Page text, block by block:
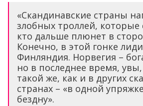
«Скандинавские страны
злобных троллей, которые
кто дальше плюнет в
Конечно, в этой гонке
Финляндия. Норвегия –
но в последнее время,
такой же, как и в других
странах – «в одной
бездну».